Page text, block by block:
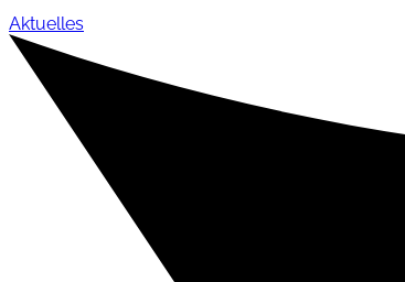
Aktuelles